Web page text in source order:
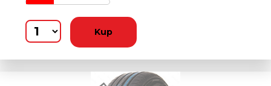
Kup